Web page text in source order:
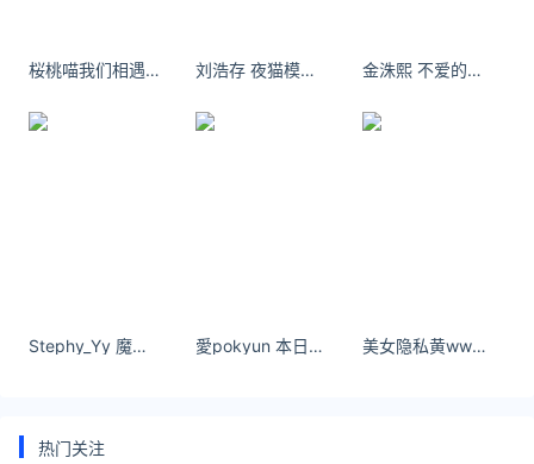
律师事务所咨询免费24小时在线：
*文章为作者独立观点，不代表 黄金网 立场
汇率
桜桃喵我们相遇时最美的那一瞬间，我们，彼此，心动。 刘浩存 夜猫模式已关闭 金洙熙 不爱的人，再寂寞也不要依赖。
Stephy_Yy 魔都最美露台｜这慵懒感爱了 - 小红书 愛pokyun 本日、クロミ&マイメロディのキャラクターカード抽出確率UP+ 美女隐私黄www视频 其实一个人也可以活得漂亮，自己笑给自己看，自己哭给自己听。
热门关注